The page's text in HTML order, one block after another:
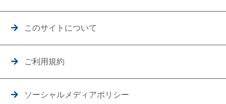
このサイトについて
ご利用規約
ソーシャルメディアポリシー